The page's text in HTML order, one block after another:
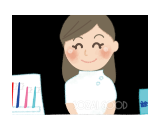
は軽度ですぐに改善する場合がほとんどで
関しては、 最近の ホワイトニング 材は、
まれいる物も多く、以前より症状が起きに
歯が脆くなるという事に関しては、 ホワ
り、歯の水分量は一時的に減少します。
ある歯ではすぐに元通りになります。 最近
には、失われた水分量を補うための成分が